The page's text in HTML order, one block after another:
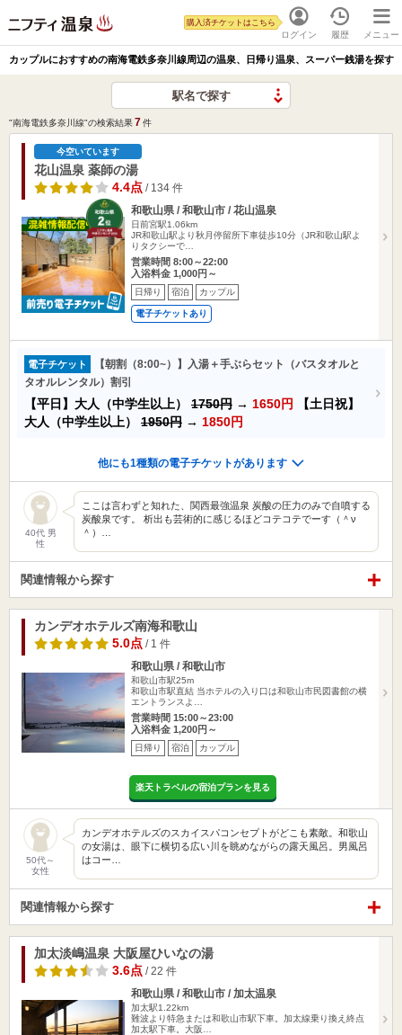
ログイン
購入済チケットはこちら
履歴 メニュー
カップルにおすすめの南海電鉄多奈川線周辺の温泉、日帰り温泉、スーパー銭湯を探す
駅名で探す
"南海電鉄多奈川線"の検索結果7件
今空いています
花山温泉 薬師の湯
4.4点 / 134 件
和歌山県 / 和歌山市 / 花山温泉
日前宮駅1.06km
JR和歌山駅より秋月停留所下車徒歩10分（JR和歌山駅よ
りタクシーで…
営業時間 8:00～22:00
入浴料金 1,000円～
日帰り 宿泊 カップル
電子チケットあり
電子チケット
【朝割（8:00~）】入湯＋手ぶらセット（バスタオルと
タオルレンタル）割引
【平日】大人（中学生以上） 1750円 → 1650円
【土日祝】
大人（中学生以上） 1950円 → 1850円
他にも1種類の電子チケットがあります
40代 男
性
ここは言わずと知れた、関西最強温泉 炭酸の圧力のみで自噴する
炭酸泉です。 析出も芸術的に感じるほどコテコテでーす（＾ν
＾）…
関連情報から探す
カンデオホテルズ南海和歌山
5.0点 / 1 件
和歌山県 / 和歌山市
和歌山市駅25m
和歌山市駅直結 当ホテルの入り口は和歌山市民図書館の横
エントランスよ…
営業時間 15:00～23:00
入浴料金 1,200円～
日帰り 宿泊 カップル
楽天トラベルの宿泊プランを見る
50代～
女性
カンデオホテルズのスカイスパコンセプトがどこも素敵。和歌山
の女湯は、眼下に横切る広い川を眺めながらの露天風呂。男風呂
はコー…
関連情報から探す
加太淡嶋温泉 大阪屋ひいなの湯
3.6点 / 22 件
和歌山県 / 和歌山市 / 加太温泉
加太駅1.22km
難波より特急または和歌山市駅下車。加太線乗り換え終点
加太駅下車。大阪…